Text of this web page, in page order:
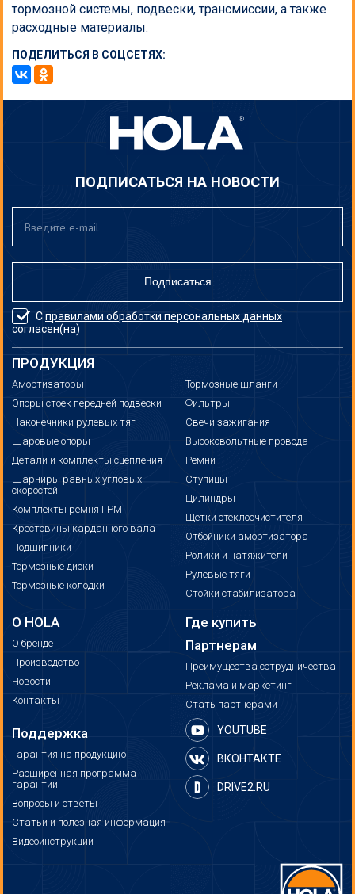
тормозной системы, подвески, трансмиссии, а также
расходные материалы.
ПОДЕЛИТЬСЯ В СОЦСЕТЯХ:
ПОДПИСАТЬСЯ НА НОВОСТИ
Подписаться
Справилами обработки персональных данных
согласен(на)
О HOLA
О бренде
Производство
Новости
Контакты
Поддержка
Гарантия на продукцию
Расширенная программа
гарантии
Вопросы и ответы
Статьи и полезная информация
Видеоинструкции
ПРОДУКЦИЯ
Амортизаторы
Опоры стоек передней подвески
Наконечники рулевых тяг
Шаровые опоры
Детали и комплекты сцепления
Шарниры равных угловых
скоростей
Комплекты ремня ГРМ
Крестовины карданного вала
Подшипники
Тормозные диски
Тормозные колодки
Тормозные шланги
Фильтры
Свечи зажигания
Высоковольтные провода
Ремни
Ступицы
Цилиндры
Щетки стеклоочистителя
Отбойники амортизатора
Ролики и натяжители
Рулевые тяги
Стойки стабилизатора
Где купить
Партнерам
Преимущества сотрудничества
Реклама и маркетинг
Стать партнерами
YOUTUBE
ВКОНТАКТЕ
DRIVE2.RU